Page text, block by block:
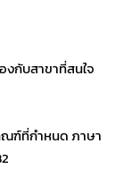
กับสาขาที่สนใจ
ฑ์ที่กำหนด ภาษา